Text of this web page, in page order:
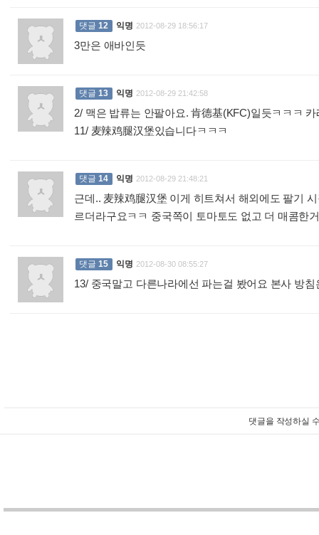
댓글 12 익명 2012-08-29 18:56:17
3만은 애바인듯
댓글 13 익명 2012-08-29 21:42:58
2/ 맥은 밥류는 안팔아요. 肯德基(KFC)일듯ㅋㅋㅋ
11/ 麦辣鸡腿汉堡있습니다ㅋㅋㅋ
댓글 14 익명 2012-08-29 21:48:21
근데.. 麦辣鸡腿汉堡 이게 히트쳐서 해외에도 팔기
르더라구요ㅋㅋ 중국쪽이 토마토도 없고 더 매콤한
댓글 15 익명 2012-08-30 08:55:27
13/ 중국말고 다른나라에선 파는걸 봤어요 본사 방
댓글을 작성하실